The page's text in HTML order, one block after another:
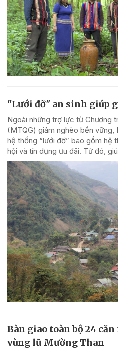
"Lưới đỡ" an sinh giúp
Ngoài những trợ lực từ Chương
(MTQG) giảm nghèo bền vững,
hệ thống “lưới đỡ” bao gồm hệ
hội và tín dụng ưu đãi. Từ đó,
Bàn giao toàn bộ 24
vùng lũ Mường Than